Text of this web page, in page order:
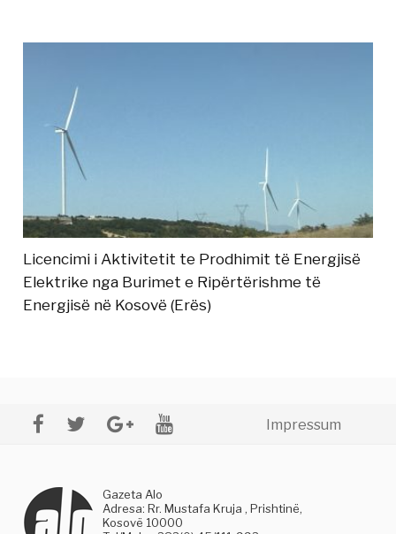
Licencimi i Aktivitetit te Prodhimit të Energjisë
Elektrike nga Burimet e Ripërtërishme të
Energjisë në Kosovë (Erës)
Impressum
Gazeta Alo
Adresa: Rr. Mustafa Kruja , Prishtinë,
Kosovë 10000